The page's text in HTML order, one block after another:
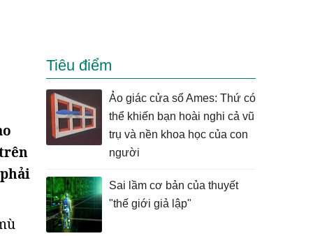
Tiêu điểm
Ảo giác cửa sổ Ames: Thứ có
thể khiến bạn hoài nghi cả vũ
trụ và nền khoa học của con
người
Sai lầm cơ bản của thuyết
"thế giới giả lập"